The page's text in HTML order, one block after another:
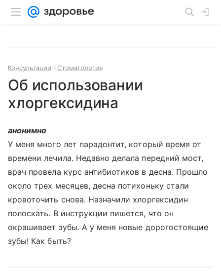
Консультации Стоматология
Об использовании
хлоргексидина
анонимно
У меня много лет парадонтит, который время от
времени лечила. Недавно делала передний мост,
врач провела курс антибиотиков в десна. Прошло
около трех месяцев, десна потихоньку стали
кровоточить снова. Назначили хлоргексидин
полоскать. В инструкции пишется, что он
окрашивает зубы. А у меня новые дорогостоящие
зубы! Как быть?